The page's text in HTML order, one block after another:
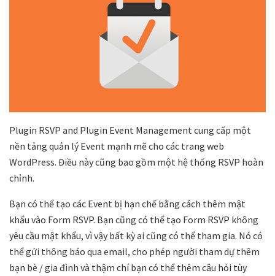
Plugin RSVP and Plugin Event Management cung cấp một
nền tảng quản lý Event mạnh mẽ cho các trang web
WordPress. Điều này cũng bao gồm một hệ thống RSVP hoàn
chỉnh.
Bạn có thể tạo các Event bị hạn chế bằng cách thêm mật
khẩu vào Form RSVP. Bạn cũng có thể tạo Form RSVP không
yêu cầu mật khẩu, vì vậy bất kỳ ai cũng có thể tham gia. Nó có
thể gửi thông báo qua email, cho phép người tham dự thêm
bạn bè / gia đình và thậm chí bạn có thể thêm câu hỏi tùy